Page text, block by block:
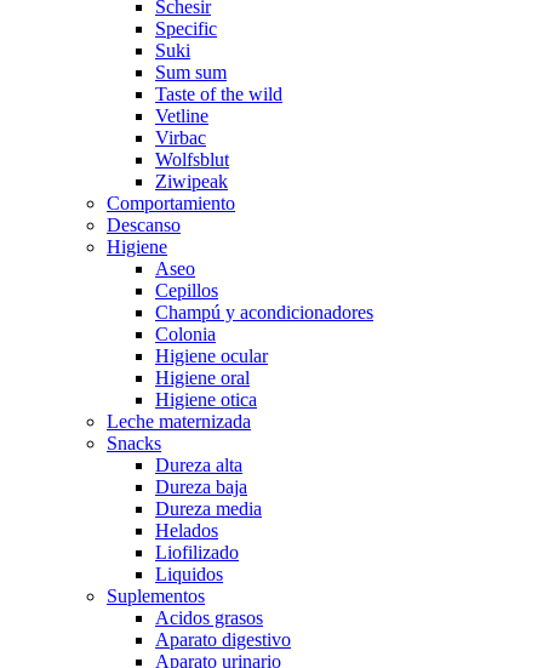
Schesir
Specific
Suki
Sum sum
Taste of the wild
Vetline
Virbac
Wolfsblut
Ziwipeak
Comportamiento
Descanso
Higiene
Aseo
Cepillos
Champú y acondicionadores
Colonia
Higiene ocular
Higiene oral
Higiene otica
Leche maternizada
Snacks
Dureza alta
Dureza baja
Dureza media
Helados
Liofilizado
Liquidos
Suplementos
Acidos grasos
Aparato digestivo
Aparato urinario